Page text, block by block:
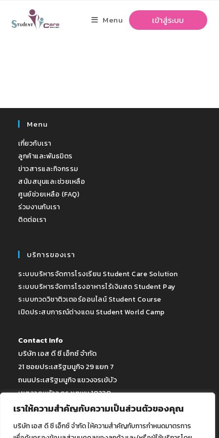
เราให้ความสำคัญกับความเป็นส่วนตัวของคุณ
บริษัท เอส ดี ซี เอ็กซ์ จำกัด ให้ความสำคัญกับการกำหนดมาตรการ
เข้าสู่ระบบ
Menu
Menu
เกี่ยวกับเรา
ลูกค้าและพันธมิตร
ข่าวสารและกิจกรรม
สนับสนุนและช่วยเหลือ
ศูนย์ช่วยเหลือ (FAQ)
ร่วมงานกับเรา
ติดต่อเรา
บริการของเรา
ระบบบริหารจัดการโรงเรียน Student Care Solution
ระบบบริหารจัดการโรงอาหารไร้เงินสด Student Pay
ระบบกวดวิชาติวเตอร์ออนไลน์ Student Course
เปิดประสบการณ์ต่างแดน Student World Camp
Contact Info
บริษัท เอส ดี ซี เอ็กซ์ จำกัด
21 ซอยประเสริฐมนูกิจ 29 แยก 7
ถนนประเสริฐมนูกิจ แขวงจรเข้บัว
เขตลาดพร้าว กรุงเทพฯ 10230
E-Mail : info@student.co.th